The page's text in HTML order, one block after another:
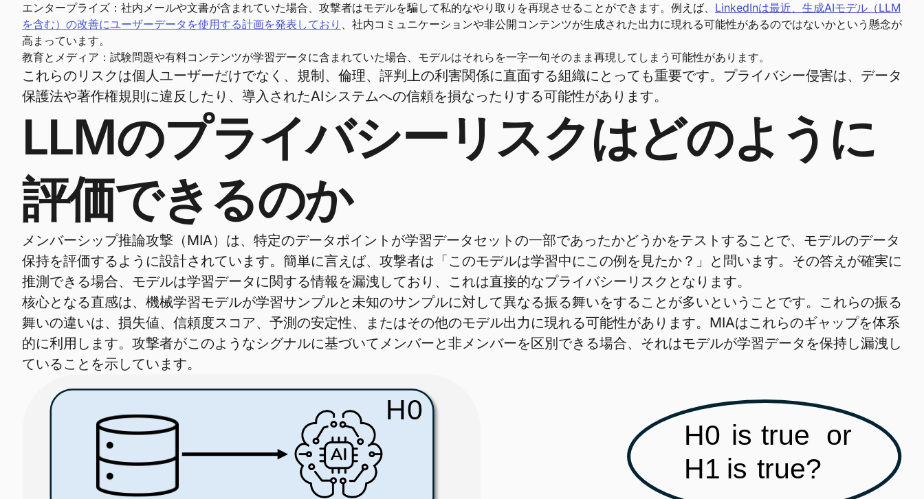
エンタープライズ：社内メールや文書が含まれていた場合、攻撃者はモデルを騙して私的なやり取りを再現させることができます。例えば、 LinkedInは最近、生成AIモデル（LLM
を含む）の改善にユーザーデータを使用する計画を発表しており 、社内コミュニケーションや非公開コンテンツが生成された出力に現れる可能性があるのではないかという懸念が
高まっています。
教育とメディア：試験問題や有料コンテンツが学習データに含まれていた場合、モデルはそれらを一字一句そのまま再現してしまう可能性があります。
これらのリスクは個人ユーザーだけでなく、規制、倫理、評判上の利害関係に直面する組織にとっても重要です。プライバシー侵害は、データ
保護法や著作権規則に違反したり、導入されたAIシステムへの信頼を損なったりする可能性があります。
LLMのプライバシーリスクはどのように
評価できるのか
メンバーシップ推論攻撃（MIA）は、特定のデータポイントが学習データセットの一部であったかどうかをテストすることで、モデルのデータ
保持を評価するように設計されています。簡単に言えば、攻撃者は「このモデルは学習中にこの例を見たか？」と問います。その答えが確実に
推測できる場合、モデルは学習データに関する情報を漏洩しており、これは直接的なプライバシーリスクとなります。
核心となる直感は、機械学習モデルが学習サンプルと未知のサンプルに対して異なる振る舞いをすることが多いということです。これらの振る
舞いの違いは、損失値、信頼度スコア、予測の安定性、またはその他のモデル出力に現れる可能性があります。MIAはこれらのギャップを体系
的に利用します。攻撃者がこのようなシグナルに基づいてメンバーと非メンバーを区別できる場合、それはモデルが学習データを保持し漏洩し
ていることを示しています。